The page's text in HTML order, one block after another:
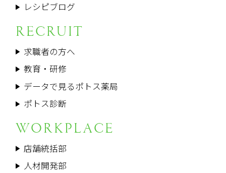
レシピブログ
RECRUIT
求職者の方へ
教育・研修
データで見るポトス薬局
ポトス診断
WORKPLACE
店舗統括部
人材開発部